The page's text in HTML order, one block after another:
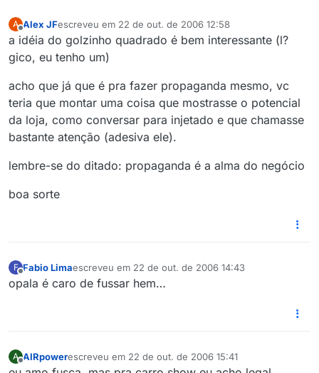
A
Offline
Alex JFescreveu em 22 de out. de 2006 12:58
última edição por
a idéia do golzinho quadrado é bem interessante (l?
gico, eu tenho um)
acho que já que é pra fazer propaganda mesmo, vc
teria que montar uma coisa que mostrasse o potencial
da loja, como conversar para injetado e que chamasse
bastante atenção (adesiva ele).
lembre-se do ditado: propaganda é a alma do negócio
boa sorte
F
Offline
Fabio Limaescreveu em 22 de out. de 2006 14:43
última edição por
opala é caro de fussar hem…
A AIRpowerescreveu em 22 de out. de 2006 15:41
última edição por